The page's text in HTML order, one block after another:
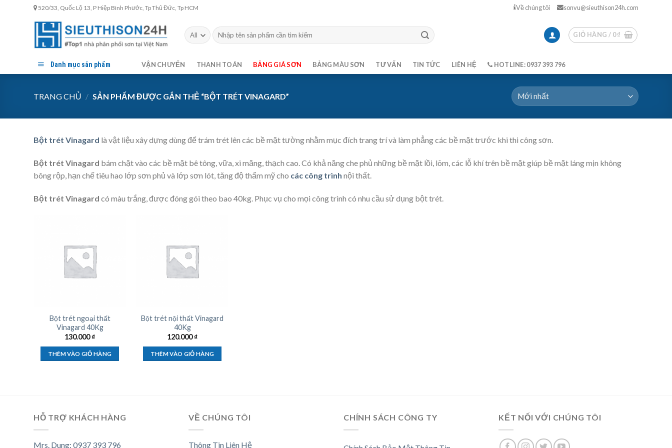
520/33, Quốc Lộ 13, P Hiệp Bình Phước, Tp Thủ Đức, Tp HCM Về chúng tôi sonvu@sieuthison24h.com
Tìm
kiếm:
GIỎ HÀNG / 0₫
Danh mục sản phẩm VẬN CHUYỂN THANH TOÁN BẢNG GIÁ SƠN BẢNG MÀU SƠN TƯ VẤN TIN TỨC LIÊN HỆ HOTLINE: 0937 393 796
TRANG CHỦ / SẢN PHẨM ĐƯỢC GẮN THẺ “BỘT TRÉT VINAGARD”
Bột trét Vinagard là vật liệu xây dựng dùng để trám trét lên các bề mặt tường nhằm mục đích trang trí và làm phẳng các bề mặt trước khi thi công sơn.
Bột trét Vinagard bám chặt vào các bề mặt bê tông, vữa, xi măng, thạch cao. Có khả năng che phủ những bề mặt lồi, lõm, các lỗ khí trên bề mặt giúp bề mặt láng mịn không
bông rộp, hạn chế tiêu hao lớp sơn phủ và lớp sơn lót, tăng độ thẩm mỹ cho các công trình nội thất.
Bột trét Vinagard có màu trắng, được đóng gói theo bao 40kg. Phục vụ cho mọi công trình có nhu cầu sử dụng bột trét.
Bột trét ngoại thất
Vinagard 40Kg
130.000₫
THÊM VÀO GIỎ HÀNG
Bột trét nội thất Vinagard
40Kg
120.000₫
THÊM VÀO GIỎ HÀNG
HỖ TRỢ KHÁCH HÀNG
Mrs. Dung: 0937 393 796
VỀ CHÚNG TÔI
Thông Tin Liên Hệ
CHÍNH SÁCH CÔNG TY KẾT NỐI VỚI CHÚNG TÔI